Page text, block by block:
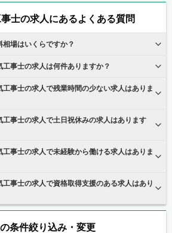
士の求人にあるよくある質問
場はいくらですか？
事士の求人は何件ありますか？
事士の求人で残業時間の少ない求人はありま
工事士の求人で土日祝休みの求人はあります
事士の求人で未経験から働ける求人はありま
事士の求人で資格取得支援のある求人はあり
条件絞り込み・変更